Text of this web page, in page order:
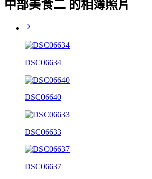
中部美食二 的相簿照片
DSC06634
DSC06640
DSC06633
DSC06637